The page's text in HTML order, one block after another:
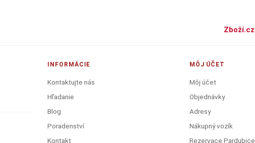
Zboží.cz
INFORMÁCIE
Kontaktujte nás
Hľadanie
Blog
Poradenství
Kontakt
MÔJ ÚČET
Môj účet
Objednávky
Adresy
Nákupný vozík
Rezervace Pardubice